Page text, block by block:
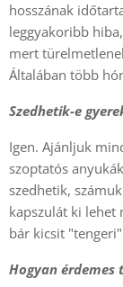
hosszának
leggyakoribb
mert
Általában több
Szedhetik-e
Igen. Ajánljuk
szoptatós
szedhetik,
kapszulát ki lehet
bár kicsit
Hogyan